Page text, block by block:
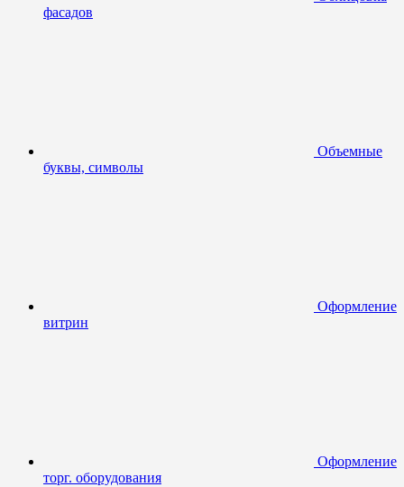
фасадов
Объемные
буквы, символы
Оформление
витрин
Оформление
торг. оборудования